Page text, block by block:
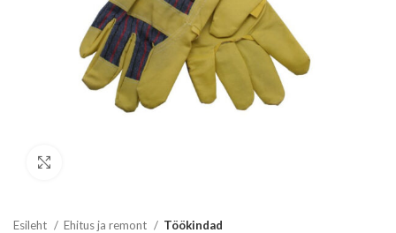
Esileht Ehitus ja remont Töökindad